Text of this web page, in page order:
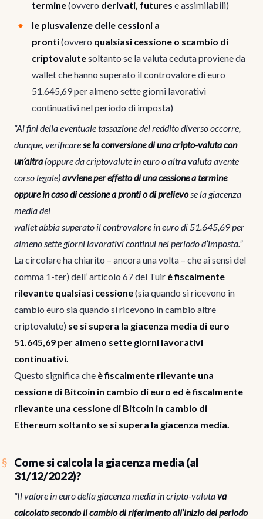
termine(ovvero derivati, futures e assimilabili)
le plusvalenze delle cessioni a
pronti(ovvero qualsiasi cessione o scambio di
criptovalutesoltanto se la valuta ceduta proviene da
wallet che hanno superato il controvalore di euro
51.645,69 per almeno sette giorni lavorativi
continuativi nel periodo di imposta)
“Ai fini della eventuale tassazione del reddito diverso occorre,
dunque, verificarese la conversione di una cripto-valuta con
un’altra(oppure da criptovalute in euro o altra valuta avente
corso legale)avviene per effetto di una cessione a termine
oppure in caso di cessione a pronti o di prelievose la giacenza
media dei
wallet abbia superato il controvalore in euro di 51.645,69 per
almeno sette giorni lavorativi continui nel periodo d’imposta.”
La circolare ha chiarito – ancora una volta – che ai sensi del
comma 1-ter) dell’ articolo 67 del Tuir è fiscalmente
rilevante qualsiasi cessione(sia quando si ricevono in
cambio euro sia quando si ricevono in cambio altre
criptovalute) se si supera la giacenza media di euro
51.645,69 per almeno sette giorni lavorativi
continuativi.
Questo significa che è fiscalmente rilevante una
cessione di Bitcoin in cambio di euro ed è fiscalmente
rilevante una cessione di Bitcoin in cambio di
Ethereum soltanto se si supera la giacenza media.
Come si calcola la giacenza media (al
31/12/2022)?
“Il valore in euro della giacenza media in cripto-valutava
calcolato secondo il cambio di riferimento all’inizio del periodo